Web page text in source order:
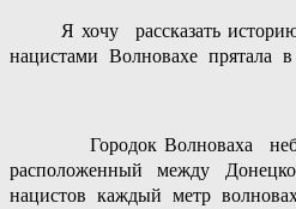
Я хочу рассказать историю,
нацистами Волновахе прятала
Городок Волноваха
расположенный между
нацистов каждый метр